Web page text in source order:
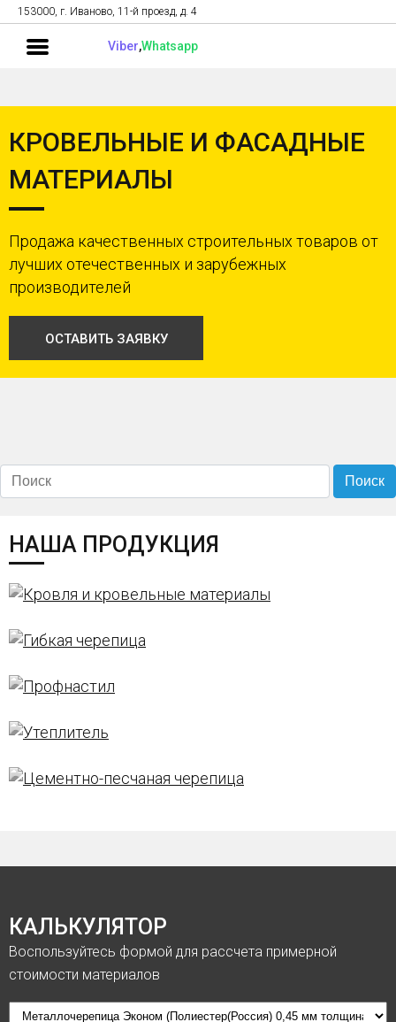
153000, г. Иваново, 11-й проезд, д. 4
Viber,Whatsapp
КРОВЕЛЬНЫЕ И ФАСАДНЫЕ
МАТЕРИАЛЫ
Продажа качественных строительных товаров от
лучших отечественных и зарубежных
производителей
ОСТАВИТЬ ЗАЯВКУ
НАША ПРОДУКЦИЯ
КАЛЬКУЛЯТОР
Воспользуйтесь формой для рассчета примерной
стоимости материалов